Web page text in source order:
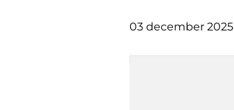
03 december 2025